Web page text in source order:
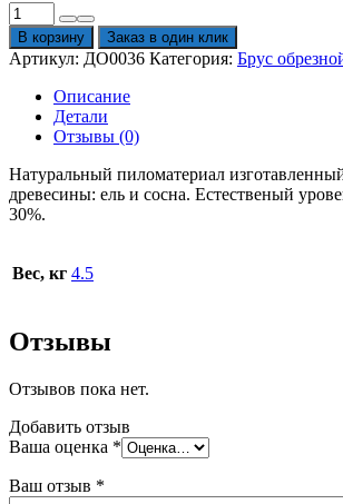
Количество
товара
Брусок
обрезной
40х60х3000
ГОСТ
сорт
Софрино
В корзину Заказ в один клик
Артикул: ДО0036 Категория: Брус
Описание
Детали
Отзывы (0)
Натуральный пиломатериал
древесины: ель и сосна. Естественый
30%.
Вес, кг 4.5
Отзывы
Отзывов пока нет.
Добавить отзыв
Ваша оценка *
Ваш отзыв *